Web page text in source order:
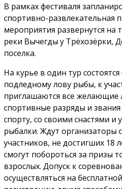
В рамках фестиваля
спортивно-развлекательная
мероприятия развернутся на
реки Вычегды у Трёхозёрки,
поселка.
На курье в один тур
подледному лову рыбы, к
приглашаются все
спортивные разряды и
спорту, со своими снастями и
рыбалки. Ждут организаторы
участников, не достигших 18
смогут побороться за призы
взрослых. Допуск к
осуществляться на